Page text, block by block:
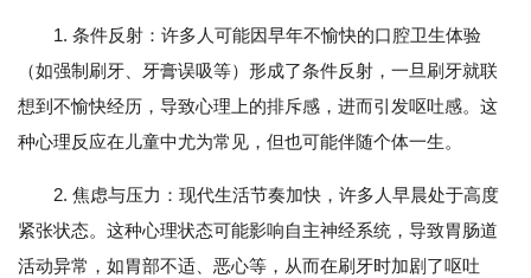
1. 条件反射：许多人可能因早年不愉快的口腔卫生体验
（如强制刷牙、牙膏误吸等）形成了条件反射，一旦刷牙就联
想到不愉快经历，导致心理上的排斥感，进而引发呕吐感。这
种心理反应在儿童中尤为常见，但也可能伴随个体一生。
2. 焦虑与压力：现代生活节奏加快，许多人早晨处于高度
紧张状态。这种心理状态可能影响自主神经系统，导致胃肠道
活动异常，如胃部不适、恶心等，从而在刷牙时加剧了呕吐